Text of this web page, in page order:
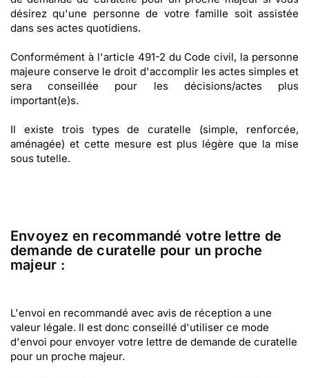
désirez qu'une personne de votre famille soit assistée
dans ses actes quotidiens.
Conformément à l'article 491-2 du Code civil, la personne
majeure conserve le droit d'accomplir les actes simples et
sera conseillée pour les décisions/actes plus
important(e)s.
Il existe trois types de curatelle (simple, renforcée,
aménagée) et cette mesure est plus légère que la mise
sous tutelle.
Envoyez en recommandé votre lettre de
demande de curatelle pour un proche
majeur :
L'envoi en recommandé avec avis de réception a une
valeur légale. Il est donc conseillé d'utiliser ce mode
d'envoi pour envoyer votre lettre de demande de curatelle
pour un proche majeur.